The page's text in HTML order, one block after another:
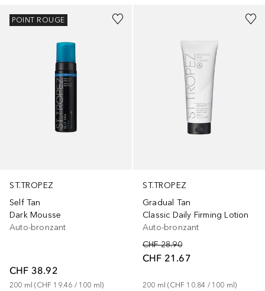
ST.TROPEZ
Self Tan
Dark Mousse
Auto-bronzant
CHF 38.92
200 ml (CHF 19.46 / 100 ml)
POINT ROUGE
ST.TROPEZ
Gradual Tan
Classic Daily Firming Lotion
Auto-bronzant
CHF 28.90
CHF 21.67
200 ml (CHF 10.84 / 100 ml)